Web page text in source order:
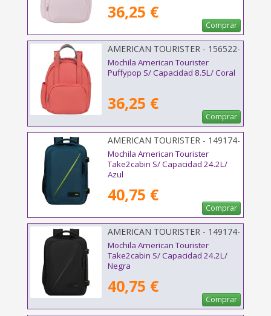
36,25 €
Comprar
AMERICAN TOURISTER - 156522-
A683
Mochila American Tourister
Puffypop S/ Capacidad 8.5L/ Coral
36,25 €
Comprar
AMERICAN TOURISTER - 149174-
0528
Mochila American Tourister
Take2cabin S/ Capacidad 24.2L/
Azul
40,75 €
Comprar
AMERICAN TOURISTER - 149174-
1041
Mochila American Tourister
Take2cabin S/ Capacidad 24.2L/
Negra
40,75 €
Comprar